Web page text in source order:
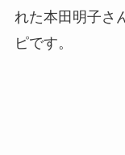
れた本田明子さ
ピです。